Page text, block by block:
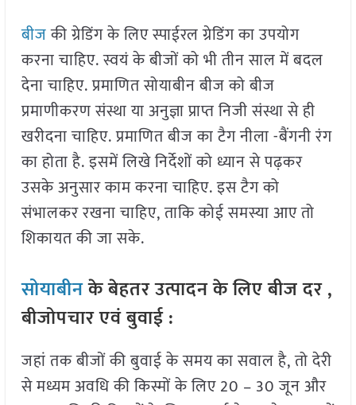
बीजकी ग्रेडिंग के लिए स्पाईरल ग्रेडिंग का उपयोग
करना चाहिए. स्वयं के बीजों को भी तीन साल में बदल
देना चाहिए. प्रमाणित सोयाबीन बीज को बीज
प्रमाणीकरण संस्था या अनुज्ञा प्राप्त निजी संस्था से ही
खरीदना चाहिए. प्रमाणित बीज का टैग नीला -बैंगनी रंग
का होता है. इसमें लिखे निर्देशों को ध्यान से पढ़कर
उसके अनुसार काम करना चाहिए. इस टैग को
संभालकर रखना चाहिए, ताकि कोई समस्या आए तो
शिकायत की जा सके.
सोयाबीनके बेहतर उत्पादन के लिए बीज दर ,
बीजोपचार एवं बुवाई :
जहां तक बीजों की बुवाई के समय का सवाल है, तो देरी
से मध्यम अवधि की किस्मों के लिए 20 – 30 जून और